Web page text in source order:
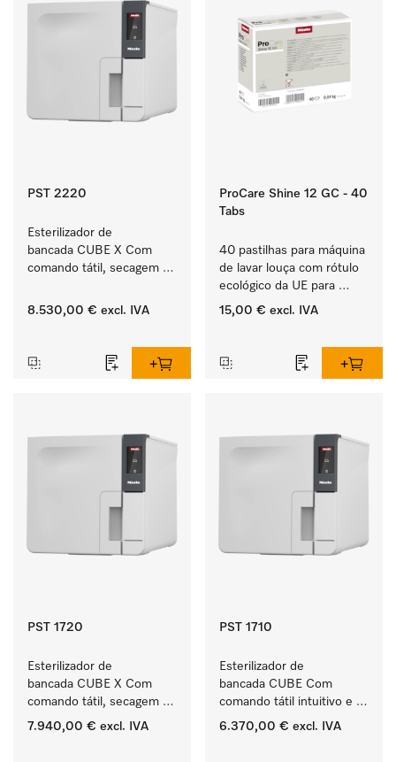
PST 2220
Esterilizador de
bancada CUBE X Com
comando tátil, secagem
capacidade.
8.530,00 € excl. IVA
ProCare Shine 12 GC - 40
Tabs
40 pastilhas para máquina
de lavar louça com rótulo
ecológico da UE para
limpar louça, talheres e
15,00 € excl. IVA
PST 1720
Esterilizador de
bancada CUBE X Com
comando tátil, secagem
EcoDry e 4,5 kg de
7.940,00 € excl. IVA
PST 1710
Esterilizador de
bancada CUBE Com
comando tátil intuitivo e
4,5 kg de capacidade de
6.370,00 € excl. IVA